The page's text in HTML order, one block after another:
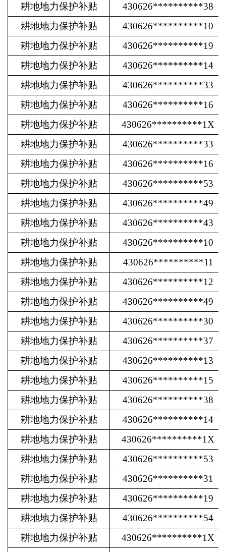
耕地地力保护补贴
430626**********38
耕地地力保护补贴
430626**********10
耕地地力保护补贴
430626**********19
耕地地力保护补贴
430626**********14
耕地地力保护补贴
430626**********33
耕地地力保护补贴
430626**********16
耕地地力保护补贴
430626**********1X
耕地地力保护补贴
430626**********33
耕地地力保护补贴
430626**********16
耕地地力保护补贴
430626**********53
耕地地力保护补贴
430626**********49
耕地地力保护补贴
430626**********43
耕地地力保护补贴
430626**********10
耕地地力保护补贴
430626**********11
耕地地力保护补贴
430626**********12
耕地地力保护补贴
430626**********49
耕地地力保护补贴
430626**********30
耕地地力保护补贴
430626**********37
耕地地力保护补贴
430626**********13
耕地地力保护补贴
430626**********15
耕地地力保护补贴
430626**********38
耕地地力保护补贴
430626**********14
耕地地力保护补贴
430626**********1X
耕地地力保护补贴
430626**********53
耕地地力保护补贴
430626**********31
耕地地力保护补贴
430626**********19
耕地地力保护补贴
430626**********54
耕地地力保护补贴
430626**********1X